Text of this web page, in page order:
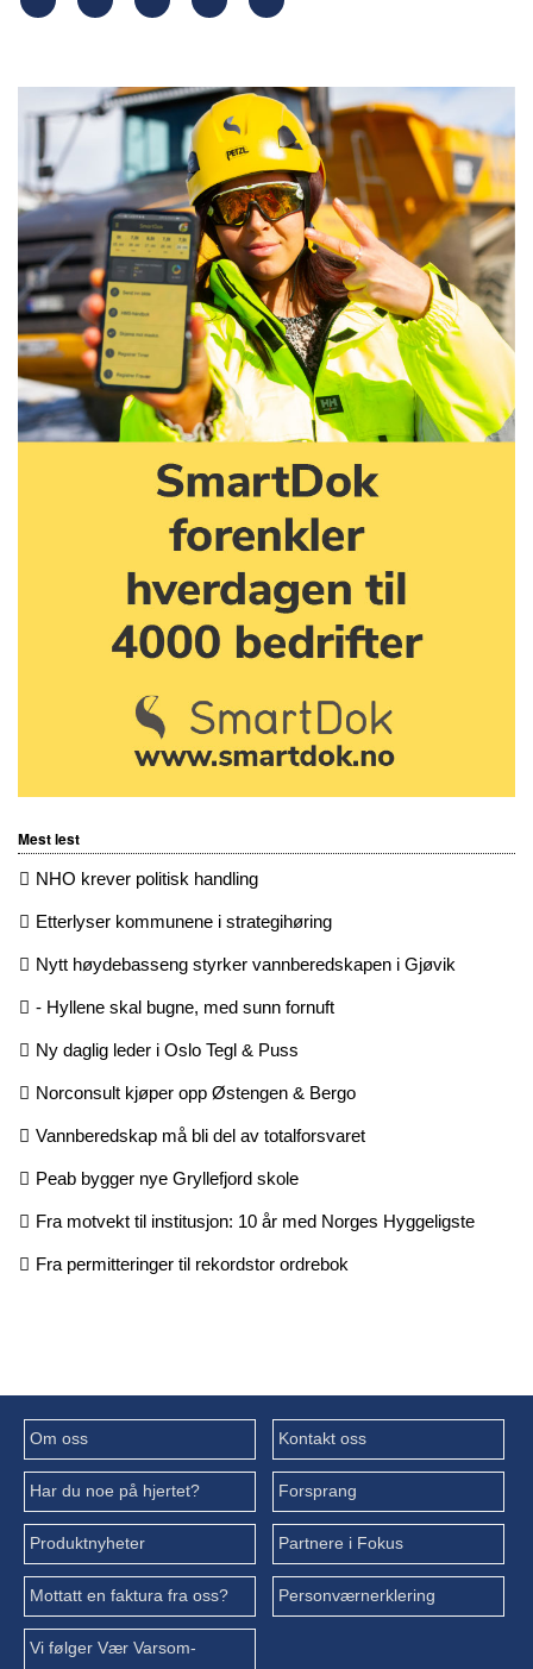
Mest lest
NHO krever politisk handling
Etterlyser kommunene i strategihøring
Nytt høydebasseng styrker vannberedskapen i Gjøvik
- Hyllene skal bugne, med sunn fornuft
Ny daglig leder i Oslo Tegl & Puss
Norconsult kjøper opp Østengen & Bergo
Vannberedskap må bli del av totalforsvaret
Peab bygger nye Gryllefjord skole
Fra motvekt til institusjon: 10 år med Norges Hyggeligste
Fra permitteringer til rekordstor ordrebok
Om oss Kontakt oss
Har du noe på hjertet? Forsprang
Produktnyheter Partnere i Fokus
Mottatt en faktura fra oss? Personværnerklering
Vi følger Vær Varsom-